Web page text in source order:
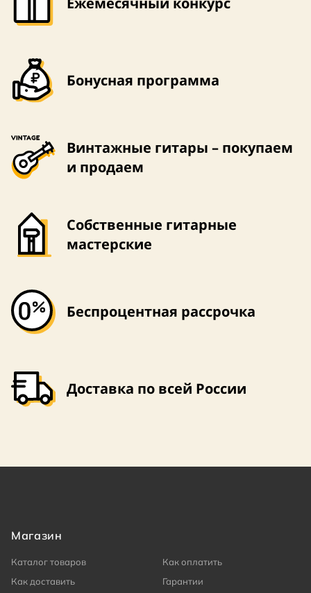
Бонусная программа
Винтажные гитары – покупаем
и продаем
Собственные гитарные
мастерские
Беспроцентная рассрочка
Доставка по всей России
Магазин
Каталог товаров
Как оплатить
Как доставить
Гарантии